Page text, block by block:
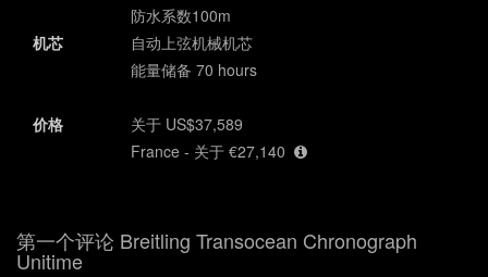
防水系数100m
机芯
自动上弦机械机芯
能量储备 70 hours
价格
关于 US$37,589
France - 关于 €27,140
第一个评论 Breitling Transocean Chronograph
Unitime